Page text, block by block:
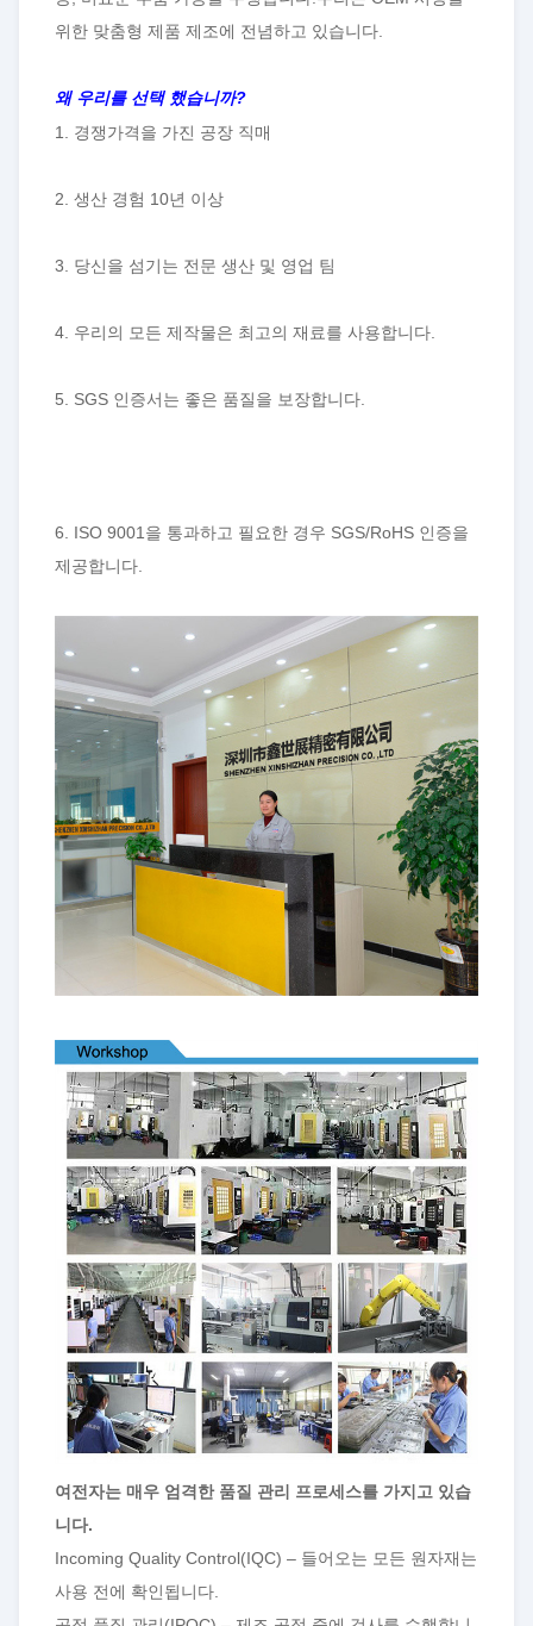
위한 맞춤형 제품 제조에 전념하고 있습니다.
왜 우리를 선택 했습니까?
1. 경쟁가격을 가진 공장 직매
2. 생산 경험 10년 이상
3. 당신을 섬기는 전문 생산 및 영업 팀
4. 우리의 모든 제작물은 최고의 재료를 사용합니다.
5. SGS 인증서는 좋은 품질을 보장합니다.
6. ISO 9001을 통과하고 필요한 경우 SGS/RoHS 인증을
제공합니다.
여 전자는 매우 엄격한 품질 관리 프로세스를 가지고 있습
니다.
Incoming Quality Control(IQC) – 들어오는 모든 원자재는
사용 전에 확인됩니다.